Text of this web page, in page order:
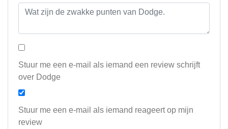
Stuur me een e-mail als iemand een review schrijft
over Dodge
Stuur me een e-mail als iemand reageert op mijn
review